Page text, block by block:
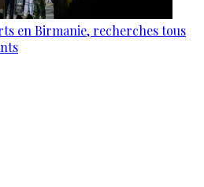
en Birmanie, recherches tous